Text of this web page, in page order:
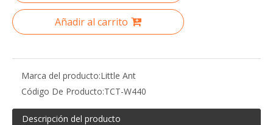
Añadir al carrito
Marca del producto:Little Ant
Código De Producto:TCT-W440
Descripción del producto